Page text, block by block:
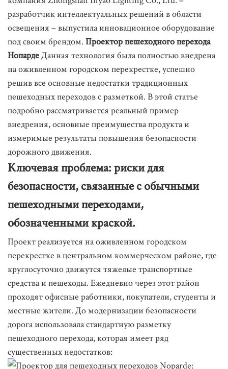
разработчик интеллектуальных решений в области
освещения – выпустила инновационное оборудование
под своим брендом. Проектор пешеходного перехода
НопардеДанная технология была полностью внедрена
на оживленном городском перекрестке, успешно
решив все основные недостатки традиционных
пешеходных переходов с разметкой. В этой статье
подробно рассматривается реальный пример
внедрения, основные преимущества продукта и
измеримые результаты повышения безопасности
дорожного движения.
Ключевая проблема: риски для
безопасности, связанные с обычными
пешеходными переходами,
обозначенными краской.
Проект реализуется на оживленном городском
перекрестке в центральном коммерческом районе, где
круглосуточно движутся тяжелые транспортные
средства и пешеходы. Ежедневно через этот район
проходят офисные работники, покупатели, студенты и
местные жители. До модернизации безопасности
дорога использовала стандартную разметку
пешеходного перехода, которая имеет ряд
существенных недостатков: